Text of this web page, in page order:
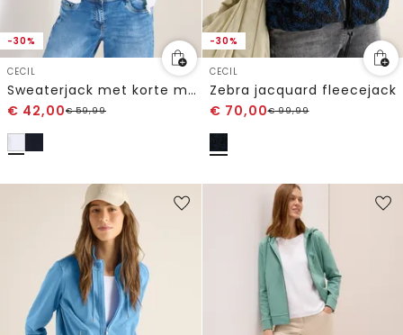
-30%
CECIL
Sweaterjack met korte mouwen en capuchon
€ 42,00€59,99
-30%
CECIL
Zebra jacquard fleecejack
€ 70,00€99,99